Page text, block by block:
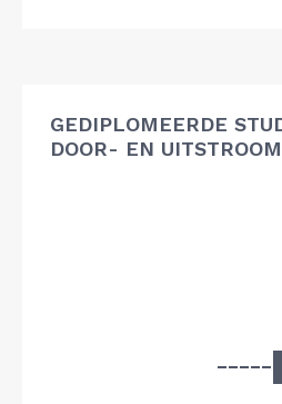
GEDIPLOMEERDE
DOOR- EN